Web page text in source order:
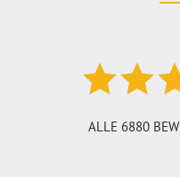
ALLE 6880